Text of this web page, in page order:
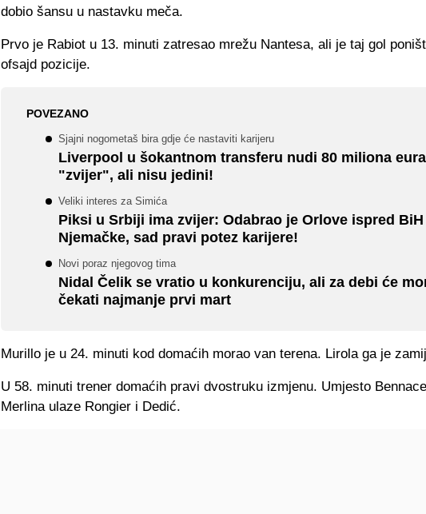
dobio šansu u nastavku meča.
Prvo je Rabiot u 13. minuti zatresao mrežu Nantesa, ali je taj gol
ofsajd pozicije.
POVEZANO
Sjajni nogometaš bira gdje će nastaviti karijeru
Liverpool u šokantnom transferu nudi 80 miliona
"zvijer", ali nisu jedini!
Veliki interes za Simića
Piksi u Srbiji ima zvijer: Odabrao je Orlove ispred BiH
Njemačke, sad pravi potez karijere!
Novi poraz njegovog tima
Nidal Čelik se vratio u konkurenciju, ali za debi će
čekati najmanje prvi mart
Murillo je u 24. minuti kod domaćih morao van terena. Lirola ga je
U 58. minuti trener domaćih pravi dvostruku izmjenu. Umjesto
Merlina ulaze Rongier i Dedić.